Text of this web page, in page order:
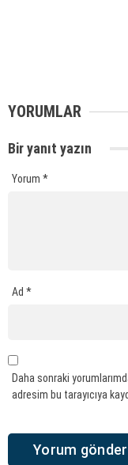
YORUMLAR
Bir yanıt yazın
Yorum *
Ad *
Daha sonraki
adresim bu tarayıcıya